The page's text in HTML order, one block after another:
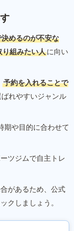
めるのが不安な
組みたい人に向い
予約を入れることで
れやすいジャンル
期や目的に合わせて
ツジムで自主トレ
があるため、公式
クしましょう。